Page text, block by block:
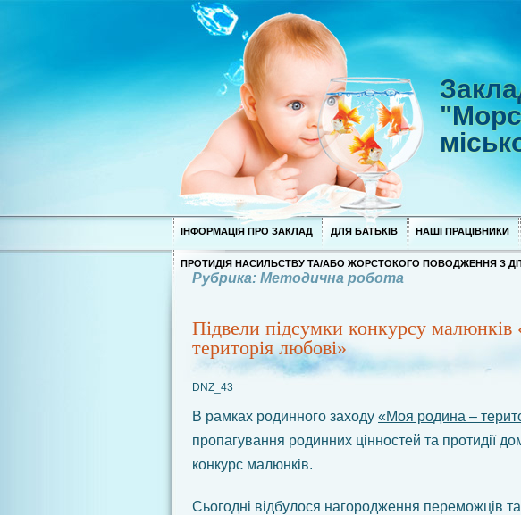
ІНФОРМАЦІЯ ПРО ЗАКЛАД ДЛЯ БАТЬКІВ НАШІ ПРАЦІВНИКИ
ПРОТИДІЯ НАСИЛЬСТВУ ТА/АБО ЖОРСТОКОГО ПОВОДЖЕННЯ З
Рубрика: Методична робота
Підвели підсумки конкурсу
територія любові»
DNZ_43
В рамках родинного заходу «Моя родина –
пропагування родинних цінностей та протидії
конкурс малюнків.
Сьогодні відбулося нагородження переможців та